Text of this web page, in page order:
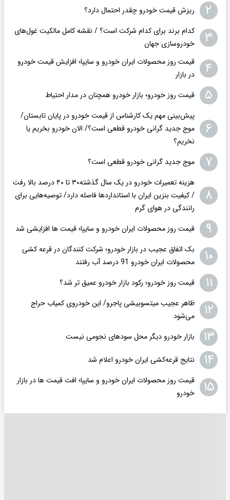
۲ ریزش قیمت خودرو چقدر احتمال دارد؟
۳
کدام برند برای کدام شرکت است؟ / نقشه کامل مالکیت غول‌های
خودروسازی جهان
۴
قیمت روز محصولات ایران خودرو و سایپا؛ افزایش قیمت خودرو
در بازار
۵ قیمت روز خودرو؛ بازار خودرو همچنان در مدار احتیاط
۶
پیش‌بینی مهم یک کارشناس از قیمت خودرو در پایان تابستان/
موج جدید گرانی خودرو قطعی است؟/ الان خودرو بخریم یا
نخریم؟
۷ موج جدید گرانی خودرو قطعی است؟
۸
هزینه تعمیرات خودرو در یک سال گذشته۳۰ تا ۴۰ درصد بالا رفت
/ کیفیت بنزین ایران با استانداردها فاصله دارد/ توصیه‌هایی برای
رانندگی در هوای گرم
۹ قیمت روز محصولات ایران خودرو و سایپا؛ قیمت ها افزایشی شد
۱۰
بک اتفاق عجیب در بازار خودرو؛ شرکت کنندگان در قرعه کشی
محصولات ایران خودرو 91 درصد آب رفتند
۱۱ قیمت روز خودرو؛ رکود بازار خودرو عمیق تر شد؟
۱۲
ظاهر عجیب میتسوبیشی پاجرو/ این خودروی کمیاب حراج
می‌شود
۱۳ بازار خودرو دیگر محل سودهای نجومی نیست
۱۴ نتایج قرعه‌کشی ایران خودرو اعلام شد
۱۵
قیمت روز محصولات ایران خودرو و سایپا؛ افت قیمت ها در بازار
خودرو